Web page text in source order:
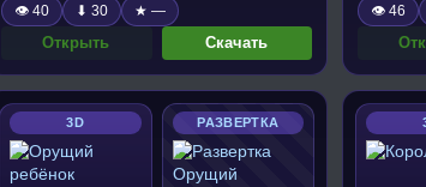
👁 40 ⬇ 30 ★ —
Открыть Скачать
👁 46
3D РАЗВЕРТКА